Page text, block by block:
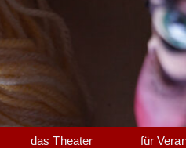
das Theater für